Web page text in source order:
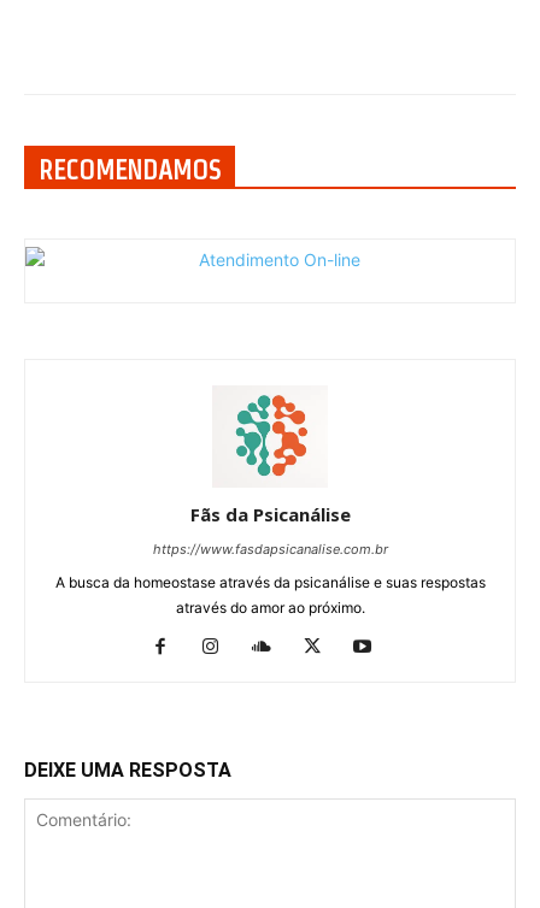
RECOMENDAMOS
Fãs da Psicanálise
https://www.fasdapsicanalise.com.br
A busca da homeostase através da psicanálise e suas respostas
através do amor ao próximo.
DEIXE UMA RESPOSTA